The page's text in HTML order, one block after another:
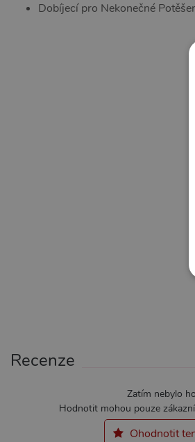
Dobíjecí pro Nekonečné
Recenze
Zatím nebylo
Hodnotit mohou pouze
Ohodnotit